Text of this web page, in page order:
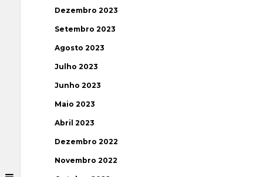
Dezembro 2023
Setembro 2023
Agosto 2023
Julho 2023
Junho 2023
Maio 2023
Abril 2023
Dezembro 2022
Novembro 2022